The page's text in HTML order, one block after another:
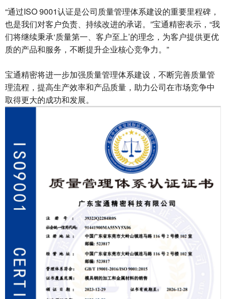
“通过ISO 9001认证是公司质量管理体系建设的重要里程碑，
也是我们对客户负责、持续改进的承诺。”宝通精密表示，“我
们将继续秉承‘质量第一、客户至上’的理念，为客户提供更优
质的产品和服务，不断提升企业核心竞争力。”
宝通精密将进一步加强质量管理体系建设，不断完善质量管
理流程，提高生产效率和产品质量，助力公司在市场竞争中
取得更大的成功和发展。